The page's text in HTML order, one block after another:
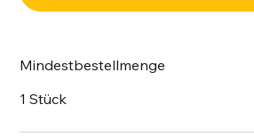
Mindestbestellmenge
1 Stück